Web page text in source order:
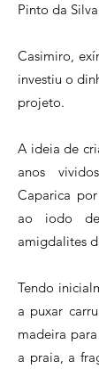
Pinto da
Casimiro,
investiu o
projeto.
A ideia de
anos
Caparica
ao iodo
amigdalites
Tendo
a puxar
madeira
a praia, a